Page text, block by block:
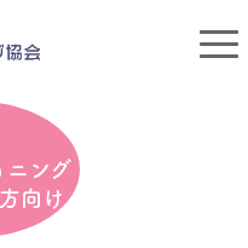
ニング
向け